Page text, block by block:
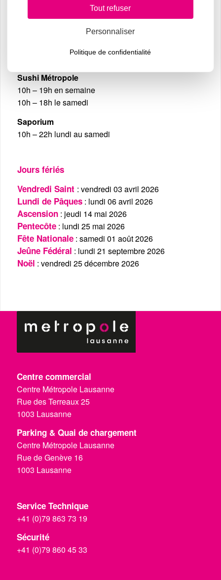
Tout refuser
Personnaliser
Politique de confidentialité
Restauration extérieure :
Sushi Métropole
10h – 19h en semaine
10h – 18h le samedi
Saporium
10h – 22h lundi au samedi
Jours fériés
Vendredi Saint : vendredi 03 avril 2026
Lundi de Pâques: lundi 06 avril 2026
Ascension: jeudi 14 mai 2026
Pentecôte: lundi 25 mai 2026
Fête Nationale: samedi 01 août 2026
Jeûne Fédéral : lundi 21 septembre 2026
Noël : vendredi 25 décembre 2026
Centre commercial
Centre Métropole Lausanne
Rue des Terreaux 25
1003 Lausanne
Parking & Quai de chargement
Centre Métropole Lausanne
Rue de Genève 16
1003 Lausanne
Service Technique
+41 (0)79 863 73 19
Sécurité
+41 (0)79 860 45 33